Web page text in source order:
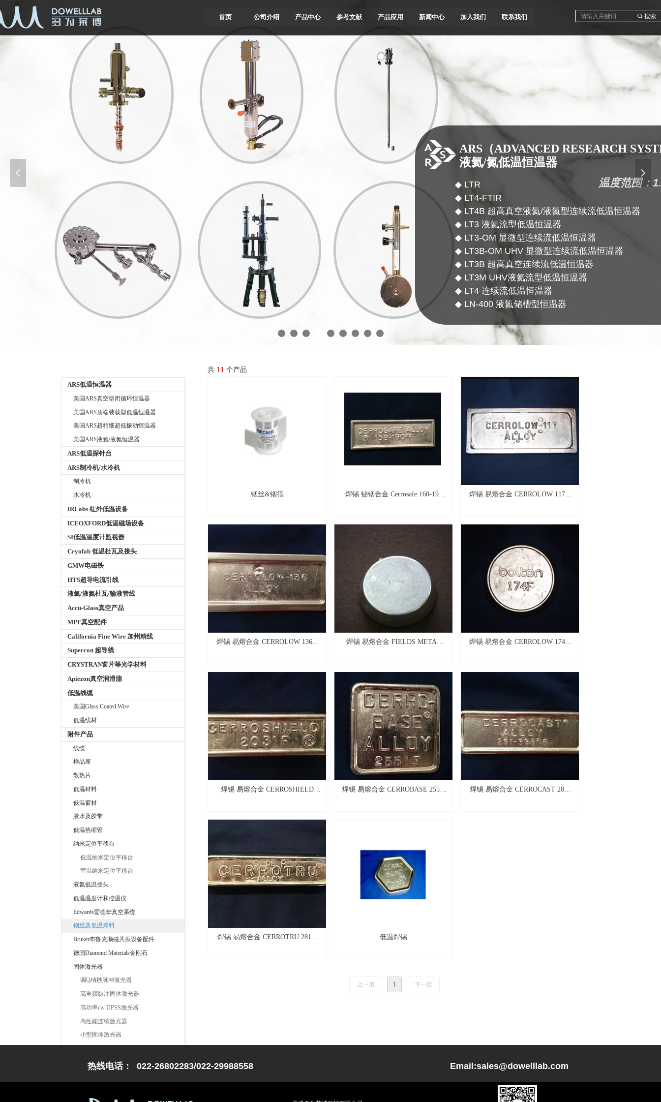
首页 公司介绍 产品中心 参考文献 产品应用 新闻中心 加入我们 联系我们 끠 搜索
ARS（ADVANCED RESEARCH
液氦/氮低温恒温器
温度范围：
◆ LTR
◆ LT4-FTIR
◆ LT4B 超高真空液氦/液氮型连续流低温恒温器
◆ LT3 液氦流型低温恒温器
◆ LT3-OM 显微型连续流低温恒温器
◆ LT3B-OM UHV 显微型连续流低温恒温器
◆ LT3B 超高真空连续流低温恒温器
◆ LT3M UHV液氦流型低温恒温器
◆ LT4 连续流低温恒温器
◆ LN-400 液氮储槽型恒温器
넳 넲
共 11 个产品
铟丝&铟箔
焊锡 铋铟合金 Cerrosafe 160-190
焊锡 易熔合金 CERROLOW 117℉
焊锡 易熔合金 CERROLOW 136℉
焊锡 易熔合金 FIELDS METAL
焊锡 易熔合金 CERROLOW 174℉
焊锡 易熔合金 CERROSHIELD
焊锡 易熔合金 CERROBASE 255℉
焊锡 易熔合金 CERROCAST 281-
焊锡 易熔合金 CERROTRU 281℉
低温焊锡
上一页 1 下一页
ARS低温恒温器
美国ARS真空型闭循环恒温器
美国ARS顶端装载型低温恒温器
美国ARS超精细超低振动恒温器
美国ARS液氦/液氮恒温器
ARS低温探针台
ARS制冷机/水冷机
制冷机
水冷机
IRLabs 红外低温设备
ICEOXFORD低温磁场设备
SI低温温度计监视器
Cryofab 低温杜瓦及接头
GMW电磁铁
HTS超导电流引线
液氦/液氮杜瓦/输液管线
Accu-Glass真空产品
MPF真空配件
California Fine Wire 加州精线
Supercon 超导线
CRYSTRAN窗片等光学材料
Apiezon真空润滑脂
低温线缆
美国Glass Coated Wire
低温线材
附件产品
线缆
样品座
散热片
低温材料
低温窗材
胶水及胶带
低温热缩管
纳米定位平移台
低温纳米定位平移台
室温纳米定位平移台
液氦低温接头
低温温度计和控温仪
Edwards爱德华真空系统
铟丝及低温焊料
Bruker布鲁克顺磁共振设备配件
德国Diamond Materials金刚石
固体激光器
调Q纳秒脉冲激光器
高重频脉冲固体激光器
高功率cw DPSS激光器
高性能连续激光器
小型固体激光器
热线电话： 022-26802283/022-29988558 Email:sales@dowelllab.com